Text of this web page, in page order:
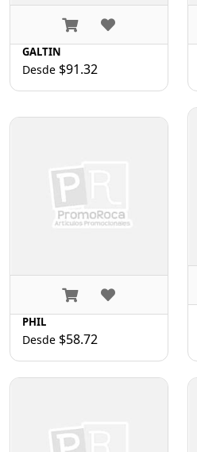
GALTIN
Desde $91.32
PHIL
Desde $58.72